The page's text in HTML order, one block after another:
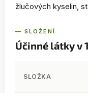
žlučových kyselin,
— SLOŽENÍ
Účinné látky v
SLOŽKA